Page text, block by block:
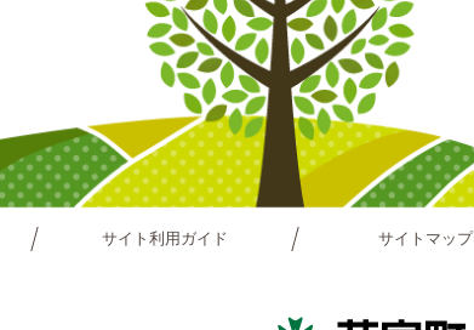
サイト利用ガイド サイトマップ